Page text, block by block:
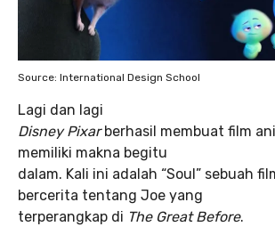
Source: International Design School
Lagi dan lagi
Disney Pixarberhasil membuat film
memiliki makna begitu
dalam. Kali ini adalah “Soul” sebuah
bercerita tentang Joe yang
terperangkap di The Great Before.